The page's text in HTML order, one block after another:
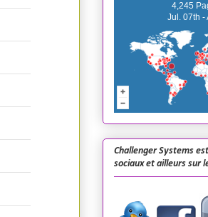
4,245
Jul. 07th -
Challenger Systems
sociaux et ailleurs sur